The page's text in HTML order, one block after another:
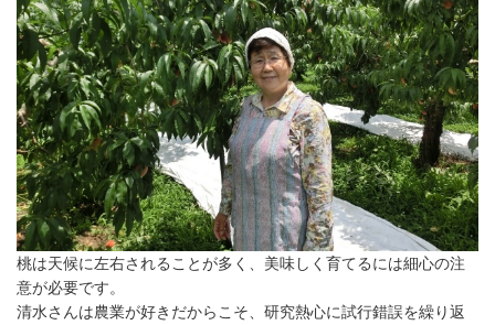
桃は天候に左右されることが多く、美味しく育てるには細心の注
意が必要です。
清水さんは農業が好きだからこそ、研究熱心に試行錯誤を繰り返